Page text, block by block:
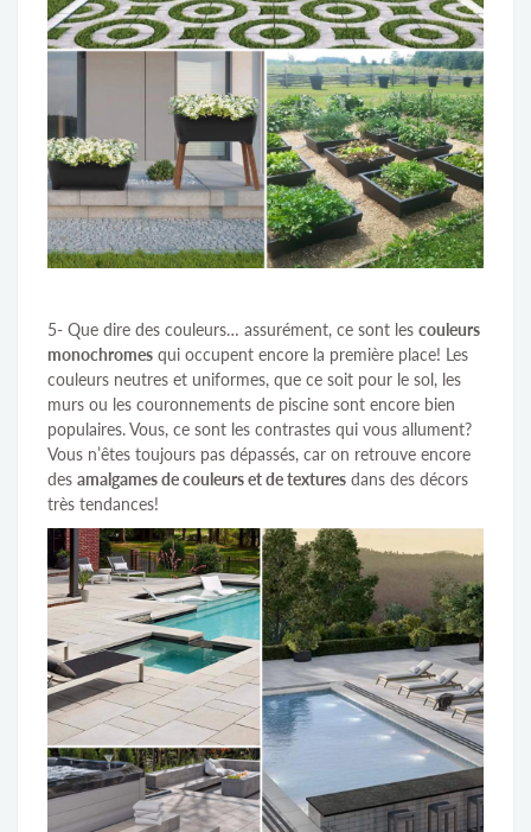
5- Que dire des couleurs… assurément, ce sont les couleurs
monochromes qui occupent encore la première place! Les
couleurs neutres et uniformes, que ce soit pour le sol, les
murs ou les couronnements de piscine sont encore bien
populaires. Vous, ce sont les contrastes qui vous allument?
Vous n’êtes toujours pas dépassés, car on retrouve encore
des amalgames de couleurs et de textures dans des décors
très tendances!